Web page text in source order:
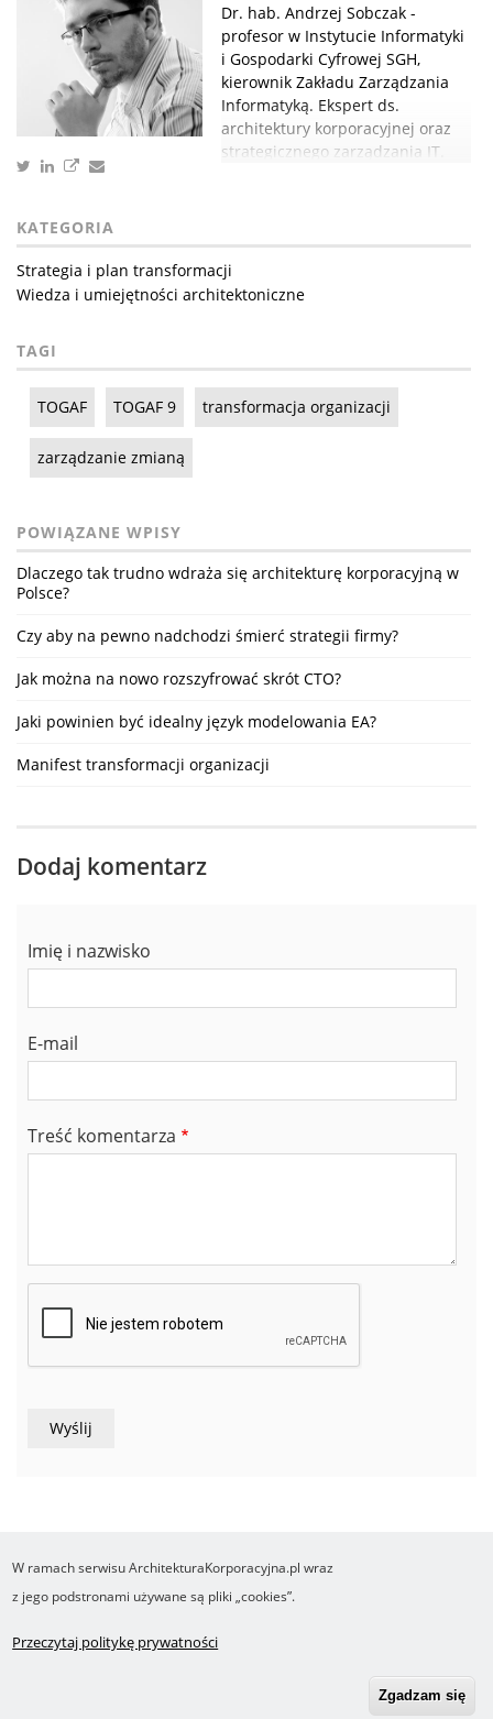
Dr. hab. Andrzej Sobczak -
profesor w Instytucie Informatyki
i Gospodarki Cyfrowej SGH,
kierownik Zakładu Zarządzania
Informatyką. Ekspert ds.
architektury korporacyjnej oraz
strategicznego zarządzania IT.
KATEGORIA
Strategia i plan transformacji
Wiedza i umiejętności architektoniczne
TAGI
TOGAF TOGAF 9 transformacja organizacji
zarządzanie zmianą
POWIĄZANE WPISY
Dlaczego tak trudno wdraża się architekturę korporacyjną w
Polsce?
Czy aby na pewno nadchodzi śmierć strategii firmy?
Jak można na nowo rozszyfrować skrót CTO?
Jaki powinien być idealny język modelowania EA?
Manifest transformacji organizacji
Dodaj komentarz
Imię i nazwisko
E-mail
Treść komentarza
COPYRIGHT ©2016-2026 Ośrodek Studiów nad Cyfrowym Państwem
Wykonanie i obsługa Yasne.pl
Footer
Regulamin Polityka prywatności
W ramach serwisu ArchitekturaKorporacyjna.pl wraz
z jego podstronami używane są pliki „cookies”.
Przeczytaj politykę prywatności
Zgadzam się